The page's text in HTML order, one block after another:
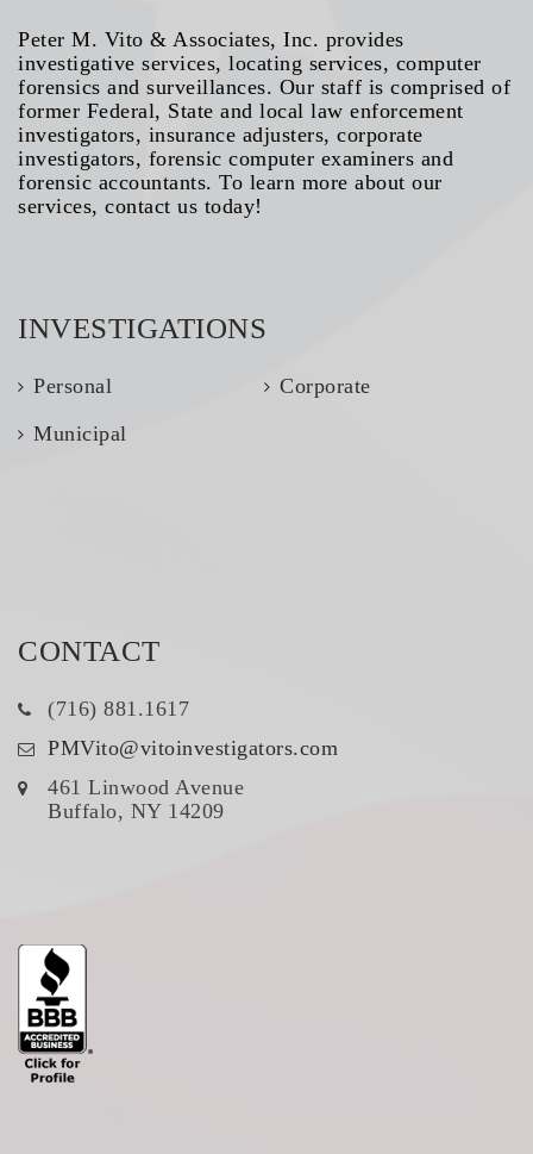
Peter M. Vito & Associates, Inc. provides
investigative services, locating services, computer
forensics and surveillances. Our staff is comprised of
former Federal, State and local law enforcement
investigators, insurance adjusters, corporate
investigators, forensic computer examiners and
forensic accountants. To learn more about our
services, contact us today!
INVESTIGATIONS
Personal
Corporate
Municipal
CONTACT
(716) 881.1617
PMVito@vitoinvestigators.com
461 Linwood Avenue
Buffalo, NY 14209